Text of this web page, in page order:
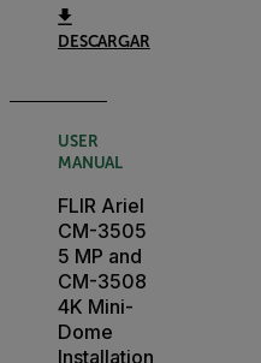
DESCARGAR
USER
MANUAL
FLIR Ariel
CM-3505
5 MP and
CM-3508
4K Mini-
Dome
Installation